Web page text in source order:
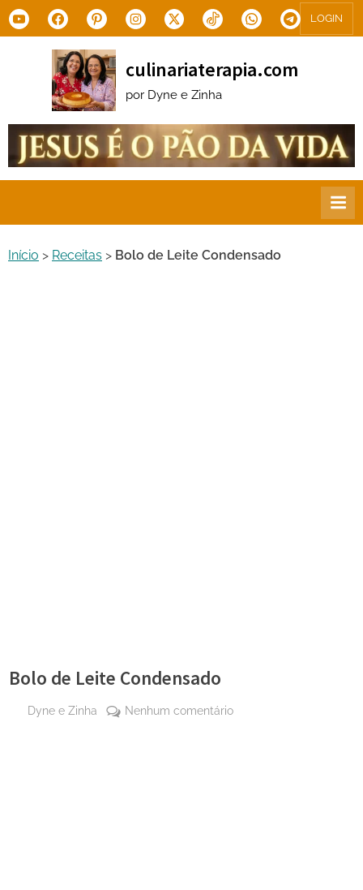
Skip
to
YoutubeFacebookPinterestInstagram
X.com Tiktok WhatsAppTelegram
LOGIN
culinariaterapia.com
por Dyne e Zinha
Início > Receitas > Bolo de Leite Condensado
Bolo de Leite Condensado
By
Dyne e Zinha Nenhum comentárioem